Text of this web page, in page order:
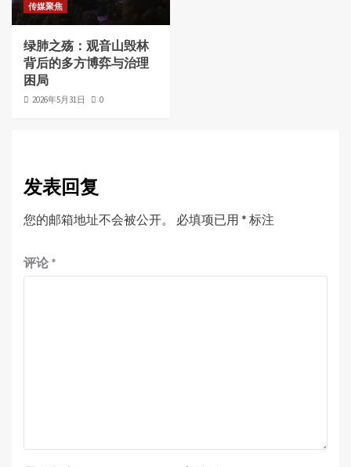
传媒聚焦
绿肺之殇：观音山毁林
背后的多方博弈与治理
困局
2026年5月31日 0
发表回复
您的邮箱地址不会被公开。 必填项已用 * 标注
评论 *